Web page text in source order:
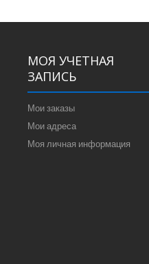
МОЯ УЧЕТНАЯ
ЗАПИСЬ
Мои заказы
Мои адреса
Моя личная информация